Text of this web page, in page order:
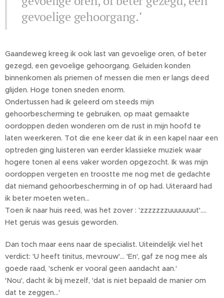
gevoelige gehoorgang.'
Gaandeweg kreeg ik ook last van gevoelige oren, of beter
gezegd, een gevoelige gehoorgang. Geluiden konden
binnenkomen als priemen of messen die men er langs deed
glijden. Hoge tonen sneden enorm.
Ondertussen had ik geleerd om steeds mijn
gehoorbescherming te gebruiken, op maat gemaakte
oordoppen deden wonderen om de rust in mijn hoofd te
laten weerkeren. Tot die ene keer dat ik in een kapel naar een
optreden ging luisteren van eerder klassieke muziek waar
hogere tonen al eens vaker worden opgezocht. Ik was mijn
oordoppen vergeten en troostte me nog met de gedachte
dat niemand gehoorbescherming in of op had. Uiteraard had
ik beter moeten weten...
Toen ik naar huis reed, was het zover : 'zzzzzzzuuuuuuut'....
Het geruis was gesuis geworden.
Dan toch maar eens naar de specialist. Uiteindelijk viel het
verdict: 'U heeft tinitus, mevrouw'… 'En', gaf ze nog mee als
goede raad, 'schenk er vooral geen aandacht aan.'
'Nou', dacht ik bij mezelf, 'dat is niet bepaald de manier om
dat te zeggen...'